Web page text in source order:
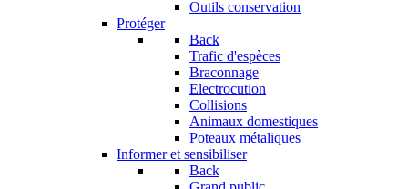
Outils conservation
Protéger
Back
Trafic d'espèces
Braconnage
Electrocution
Collisions
Animaux domestiques
Poteaux métaliques
Informer et sensibiliser
Back